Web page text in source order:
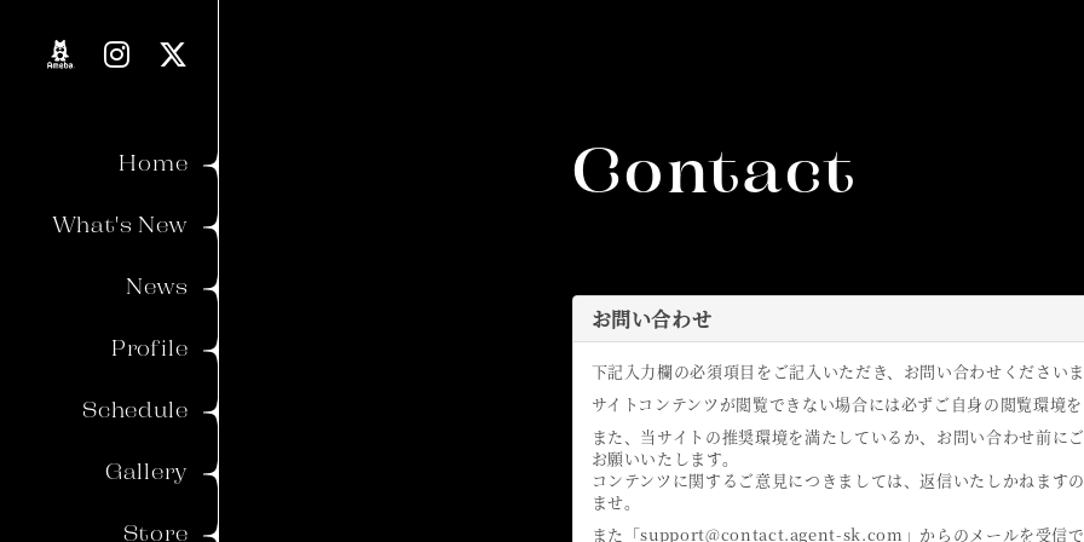
Home
What's New
News
Profile
Schedule
Gallery
Store
Contact
お問い合わせ
下記入力欄の必須項目をご記入いただき、お問い合わせください
サイトコンテンツが閲覧できない場合には必ずご自身の閲覧環境
また、当サイトの推奨環境を満たしているか、お問い合わせ前に
お願いいたします。
コンテンツに関するご意見につきましては、返信いたしかねます
ませ。
また「support@contact.agent-sk.com」からのメールを受信